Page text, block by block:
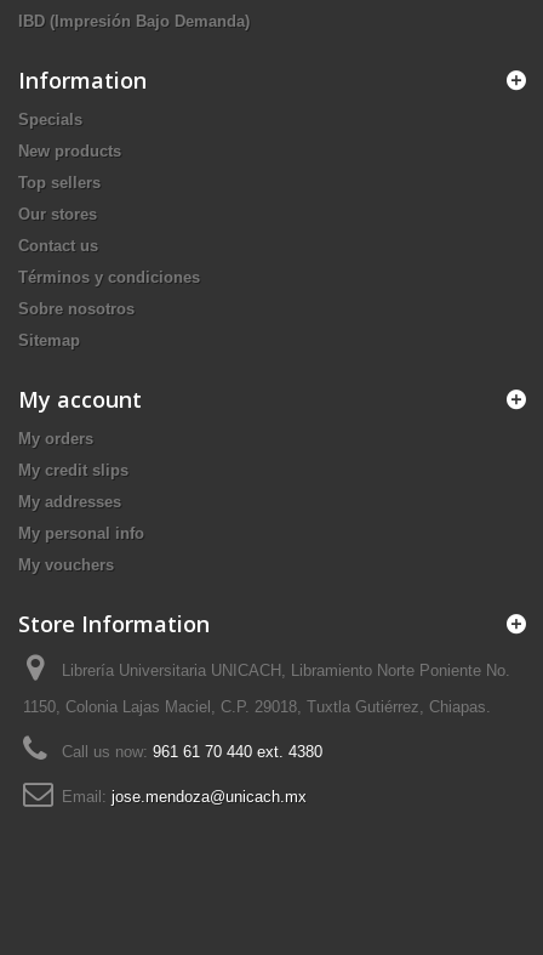
IBD (Impresión Bajo Demanda)
Information
Specials
New products
Top sellers
Our stores
Contact us
Términos y condiciones
Sobre nosotros
Sitemap
My account
My orders
My credit slips
My addresses
My personal info
My vouchers
Store Information
Librería Universitaria UNICACH, Libramiento Norte Poniente No.
1150, Colonia Lajas Maciel, C.P. 29018, Tuxtla Gutiérrez, Chiapas.
Call us now: 961 61 70 440 ext. 4380
Email: jose.mendoza@unicach.mx